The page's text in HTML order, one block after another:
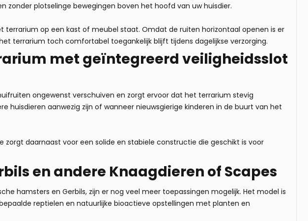
zonder plotselinge bewegingen boven het hoofd van uw huisdier.
terrarium op een kast of meubel staat. Omdat de ruiten horizontaal openen is er
terrarium toch comfortabel toegankelijk blijft tijdens dagelijkse verzorging.
met geïntegreerd veiligheidsslot
ongewenst verschuiven en zorgt ervoor dat het terrarium stevig
huisdieren aanwezig zijn of wanneer nieuwsgierige kinderen in de buurt van het
daarnaast voor een solide en stabiele constructie die geschikt is voor
en andere Knaagdieren of Scapes
hamsters en Gerbils, zijn er nog veel meer toepassingen mogelijk. Het model is
reptielen en natuurlijke bioactieve opstellingen met planten en